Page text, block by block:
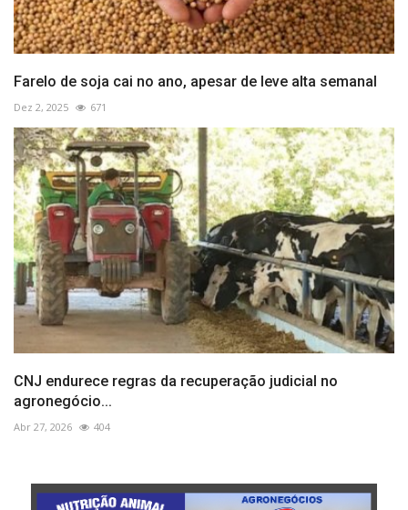
Farelo de soja cai no ano, apesar de leve alta semanal
Dez 2, 2025 671
CNJ endurece regras da recuperação judicial no
agronegócio...
Abr 27, 2026 404